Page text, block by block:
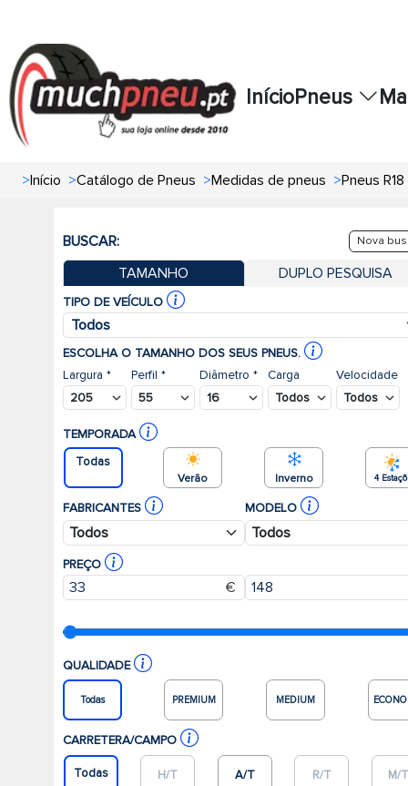
InícioPneus
>Início >Catálogo de Pneus >Medidas de pneus >Pneus R18
BUSCAR: Nova
TAMANHO DUPLO PESQUISA
TIPO DE VEÍCULO
Todos
ESCOLHA O TAMANHO DOS SEUS PNEUS.
Largura *
Perfil * Diâmetro * Carga Velocidade
TEMPORADA
Todas
Verão Inverno 4
FABRICANTES MODELO
PREÇO
€
QUALIDADE
Todas PREMIUM MEDIUM
CARRETERA/CAMPO
Todas H/T A/T R/T M/T